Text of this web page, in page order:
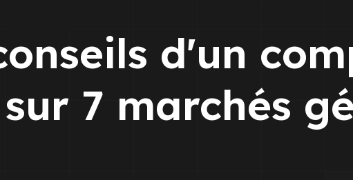
Google Ads
Rapports Meta Ads
d'un
sur 7 marchés